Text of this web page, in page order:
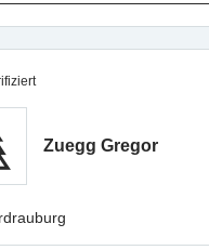
Zuegg Gregor